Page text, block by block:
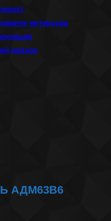
интерьера
надзор
АДМ63В6